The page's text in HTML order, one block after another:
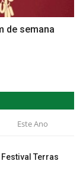
de semana
Este Ano
Terras